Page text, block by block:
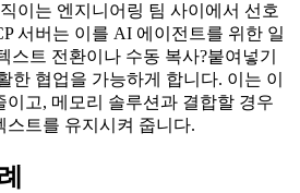
이는 엔지니어링 팀 사이에서 선호
서버는 이를 AI 에이전트를 위한 일
스트 전환이나 수동 복사?붙여넣기
한 협업을 가능하게 합니다. 이는 이
이고, 메모리 솔루션과 결합할 경우
트를 유지시켜 줍니다.